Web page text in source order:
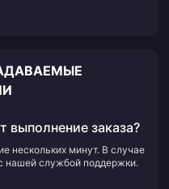
выполнение заказа?
нескольких минут. В случае
нашей службой поддержки.